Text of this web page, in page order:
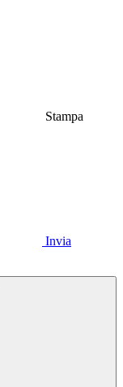
Stampa
Invia